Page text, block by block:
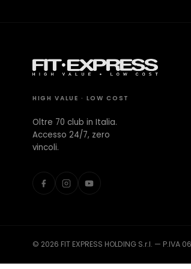
Milano Missaglia
Lido di Camaiore
HIGH VALUE · LOW COST
Oltre 70 club in Italia.
Accesso 24/7, zero
vincoli.
© 2026 FIT EXPRESS HOLDING S.r.l. —